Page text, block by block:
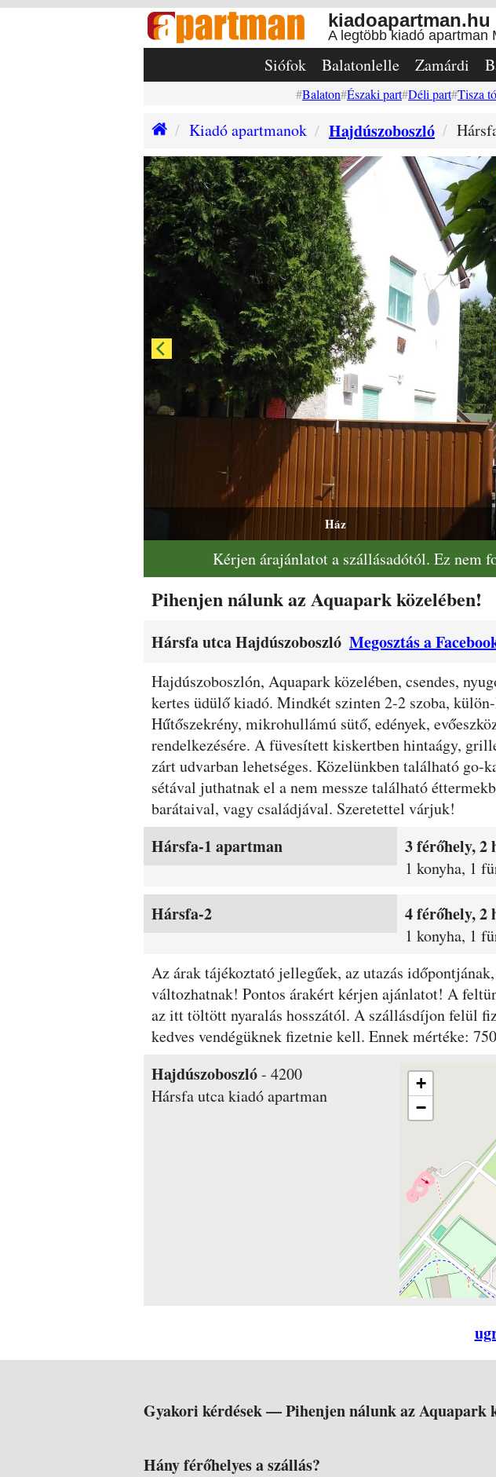
kiadoapartman.hu
A legtöbb kiadó apartman
Siófok Balatonlelle Zamárdi
Balaton Északi part Déli part Tisza tó
Kiadó apartmanok Hajdúszoboszló
Ház
Kérjen árajánlatot a szállásadótól. Ez nem
Pihenjen nálunk az Aquapark közelében!
Hársfa utca Hajdúszoboszló Megosztás a
Leírás
Hajdúszoboszlón, Aquapark közelében, csendes,
kertes üdülő kiadó. Mindkét szinten 2-2 szoba,
Hűtőszekrény, mikrohullámú sütő, edények,
rendelkezésére. A füvesített kiskertben hintaágy,
zárt udvarban lehetséges. Közelünkben található
sétával juthatnak el a nem messze található
barátaival, vagy családjával. Szeretettel várjuk!
Szobák és árak
Hársfa-1 apartman 3 férőhely, 2
1 konyha, 1
Hársfa-2 4 férőhely, 2
1 konyha, 1
Az árak tájékoztató jellegűek, az utazás
változhatnak! Pontos árakért kérjen ajánlatot! A
az itt töltött nyaralás hosszától. A szállásdíjon felül
kedves vendégüknek fizetnie kell. Ennek mértéke:
Hajdúszoboszló- 4200
Hársfa utcakiadó apartman
+
−
Gyakori kérdések —Pihenjen nálunk az Aquapark
Hány férőhelyes a szállás?